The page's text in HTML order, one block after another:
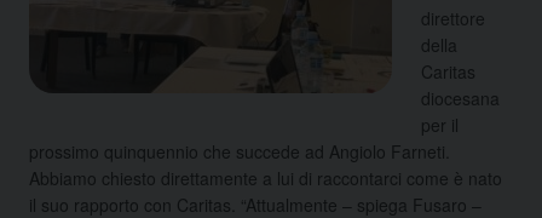
direttore
della
Caritas
diocesana
per il
prossimo quinquennio che succede ad Angiolo Farneti.
Abbiamo chiesto direttamente a lui di raccontarci come è nato
il suo rapporto con Caritas. “Attualmente – spiega Fusaro –